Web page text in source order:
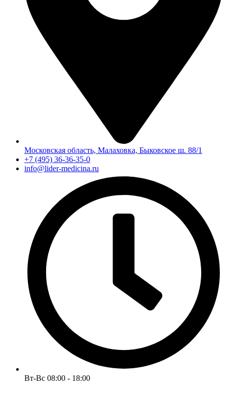
Московская область, Малаховка, Быковское ш. 88/1
+7 (495) 36-36-35-0
info@lider-medicina.ru
Вт-Вс 08:00 - 18:00